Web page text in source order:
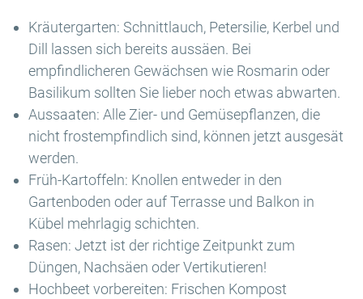
Kräutergarten: Schnittlauch, Petersilie, Kerbel und
Dill lassen sich bereits aussäen. Bei
empfindlicheren Gewächsen wie Rosmarin oder
Basilikum sollten Sie lieber noch etwas abwarten.
Aussaaten: Alle Zier- und Gemüsepflanzen, die
nicht frostempfindlich sind, können jetzt ausgesät
werden.
Früh-Kartoffeln: Knollen entweder in den
Gartenboden oder auf Terrasse und Balkon in
Kübel mehrlagig schichten.
Rasen: Jetzt ist der richtige Zeitpunkt zum
Düngen, Nachsäen oder Vertikutieren!
Hochbeet vorbereiten: Frischen Kompost